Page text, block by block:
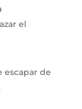
el
escapar de